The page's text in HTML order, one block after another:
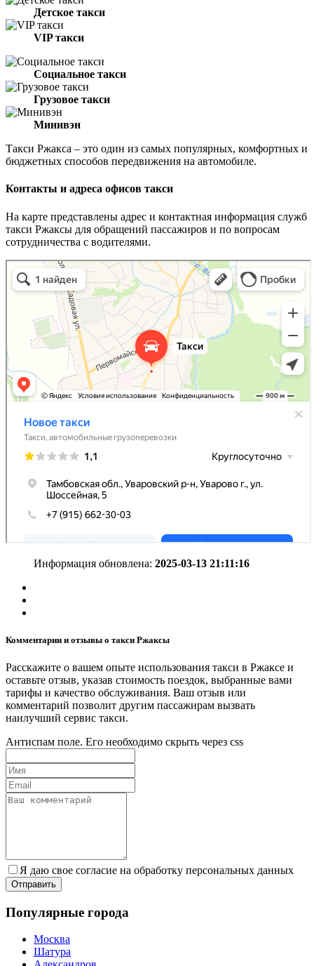
Детское такси
VIP такси
Социальное такси
Грузовое такси
Минивэн
Такси Ржакса – это один из самых популярных, комфортных и
бюджетных способов передвижения на автомобиле.
Контакты и адреса офисов такси
На карте представлены адрес и контактная информация служб
такси Ржаксы для обращений пассажиров и по вопросам
сотрудничества с водителями.
Информация обновлена: 2025-03-13 21:11:16
Комментарии и отзывы о такси Ржаксы
Расскажите о вашем опыте использования такси в Ржаксе и
оставьте отзыв, указав стоимость поездок, выбранные вами
тарифы и качество обслуживания. Ваш отзыв или
комментарий позволит другим пассажирам вызвать
наилучший сервис такси.
Антиспам поле. Его необходимо скрыть через css
Я даю свое согласие на обработку персональных данных
Популярные города
Москва
Шатура